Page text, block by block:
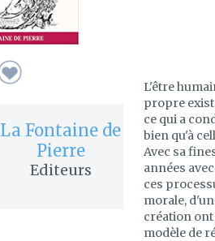
La Fontaine de
Pierre
Editeurs
L'être
propre
ce qui a
bien qu'à
Avec sa
années avec
ces
morale,
création
modèle de